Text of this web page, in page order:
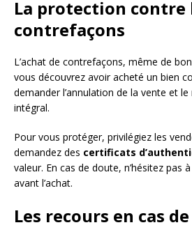
La protection contre
contrefaçons
L’achat de contrefaçons, même de
vous découvrez avoir acheté un bien
demander l’annulation de la vente et
intégral.
Pour vous protéger, privilégiez les
demandez des certificats
valeur. En cas de doute, n’hésitez pas
avant l’achat.
Les recours en cas